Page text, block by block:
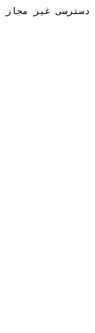
دسترسی غیر مجاز